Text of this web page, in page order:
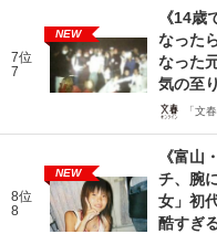
7位
7
NEW
《14
なった
なった
気の至
「文
8位
8
NEW
《富山
チ、腕
女」初
酷すぎ